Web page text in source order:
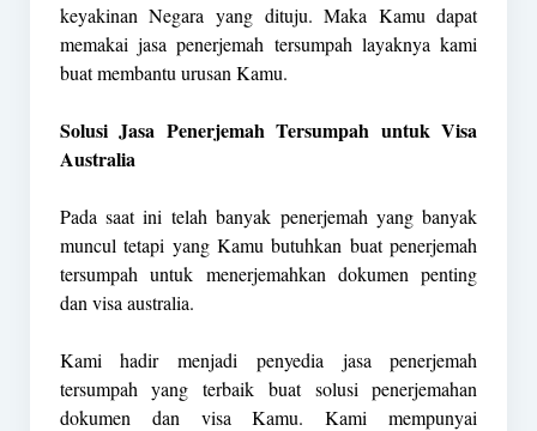
keyakinan Negara yang dituju. Maka Kamu dapat
memakai jasa penerjemah tersumpah layaknya kami
buat membantu urusan Kamu.
Solusi Jasa Penerjemah Tersumpah untuk Visa
Australia
Pada saat ini telah banyak penerjemah yang banyak
muncul tetapi yang Kamu butuhkan buat penerjemah
tersumpah untuk menerjemahkan dokumen penting
dan visa australia.
Kami hadir menjadi penyedia jasa penerjemah
tersumpah yang terbaik buat solusi penerjemahan
dokumen dan visa Kamu. Kami mempunyai